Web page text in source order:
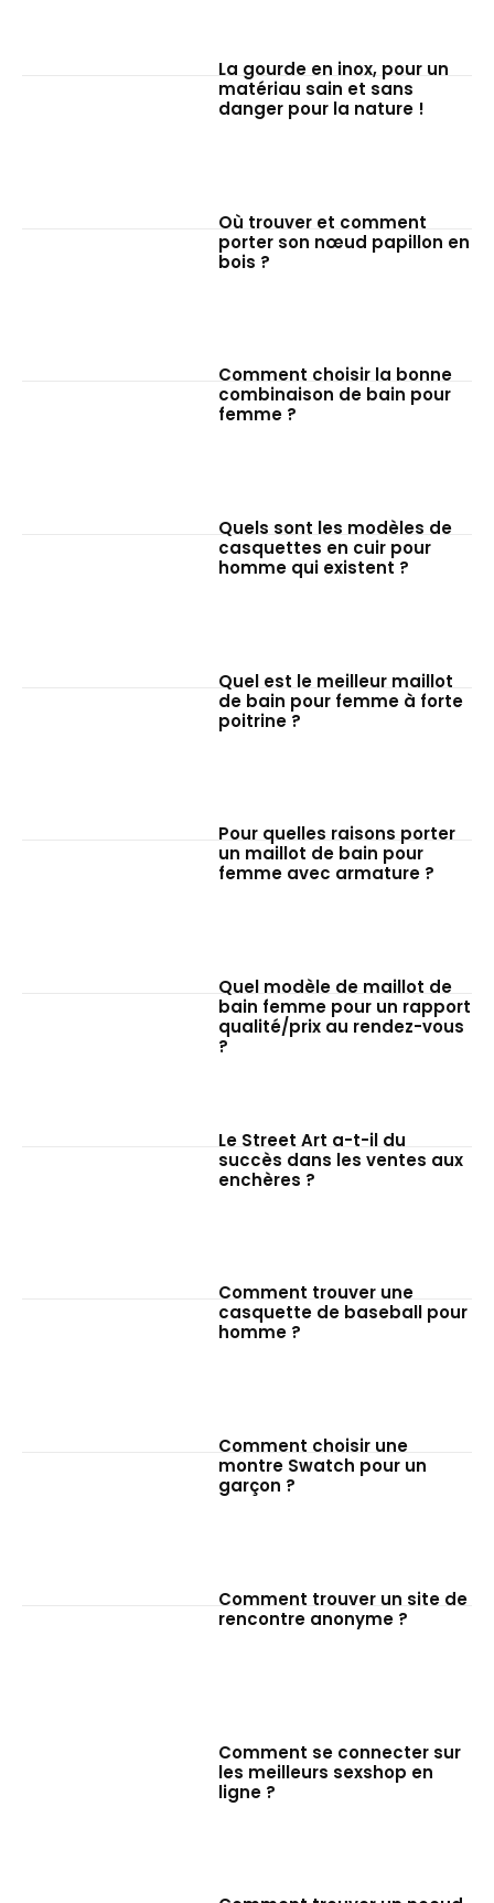
La gourde en inox, pour un
matériau sain et sans
danger pour la nature !
Où trouver et comment
porter son nœud papillon en
bois ?
Comment choisir la bonne
combinaison de bain pour
femme ?
Quels sont les modèles de
casquettes en cuir pour
homme qui existent ?
Quel est le meilleur maillot
de bain pour femme à forte
poitrine ?
Pour quelles raisons porter
un maillot de bain pour
femme avec armature ?
Quel modèle de maillot de
bain femme pour un rapport
qualité/prix au rendez-vous
?
Le Street Art a-t-il du
succès dans les ventes aux
enchères ?
Comment trouver une
casquette de baseball pour
homme ?
Comment choisir une
montre Swatch pour un
garçon ?
Comment trouver un site de
rencontre anonyme ?
Comment se connecter sur
les meilleurs sexshop en
ligne ?